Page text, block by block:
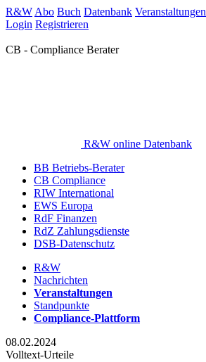
R&W Abo Buch Datenbank Veranstaltungen
Login Registrieren
CB - Compliance Berater
R&W online Datenbank
BB Betriebs-Berater
CB Compliance
RIW International
EWS Europa
RdF Finanzen
RdZ Zahlungsdienste
DSB-Datenschutz
R&W
Nachrichten
Veranstaltungen
Standpunkte
Compliance-Plattform
08.02.2024
Volltext-Urteile